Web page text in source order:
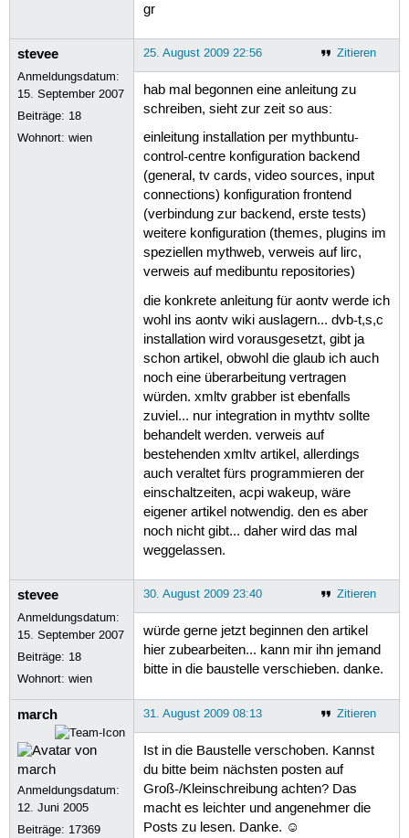
gr
stevee
Anmeldungsdatum:
15. September 2007
Beiträge: 18
Wohnort: wien
Zitieren
25. August 2009 22:56
hab mal begonnen eine anleitung zu
schreiben, sieht zur zeit so aus:
einleitung installation per mythbuntu-
control-centre konfiguration backend
(general, tv cards, video sources, input
connections) konfiguration frontend
(verbindung zur backend, erste tests)
weitere konfiguration (themes, plugins im
speziellen mythweb, verweis auf lirc,
verweis auf medibuntu repositories)
die konkrete anleitung für aontv werde ich
wohl ins aontv wiki auslagern... dvb-t,s,c
installation wird vorausgesetzt, gibt ja
schon artikel, obwohl die glaub ich auch
noch eine überarbeitung vertragen
würden. xmltv grabber ist ebenfalls
zuviel... nur integration in mythtv sollte
behandelt werden. verweis auf
bestehenden xmltv artikel, allerdings
auch veraltet fürs programmieren der
einschaltzeiten, acpi wakeup, wäre
eigener artikel notwendig. den es aber
noch nicht gibt... daher wird das mal
weggelassen.
stevee
Anmeldungsdatum:
15. September 2007
Beiträge: 18
Wohnort: wien
Zitieren
30. August 2009 23:40
würde gerne jetzt beginnen den artikel
hier zubearbeiten... kann mir ihn jemand
bitte in die baustelle verschieben. danke.
march
Anmeldungsdatum:
12. Juni 2005
Beiträge: 17369
Zitieren
31. August 2009 08:13
Ist in die Baustelle verschoben. Kannst
du bitte beim nächsten posten auf
Groß-/Kleinschreibung achten? Das
macht es leichter und angenehmer die
Posts zu lesen. Danke. ☺